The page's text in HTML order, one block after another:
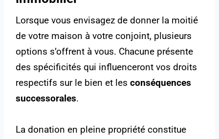
Lorsque vous envisagez de donner la moitié
de votre maison à votre conjoint, plusieurs
options s’offrent à vous. Chacune présente
des spécificités qui influenceront vos droits
respectifs sur le bien et les conséquences
successorales.
La donation en pleine propriété constitue